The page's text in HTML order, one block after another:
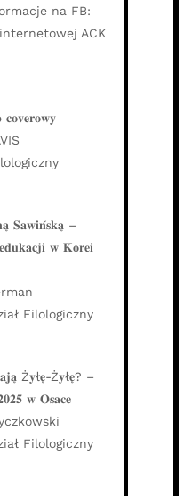
na FB:
ACK
𝐒𝐚𝐰𝐢𝐧́𝐬𝐤𝐚̨ –
𝐰 𝐊𝐨𝐫𝐞𝐢
Filologiczny
Ż𝐲ł𝐞̨-Ż𝐲ł𝐞̨? –
𝐰 𝐎𝐬𝐚𝐜𝐞
Filologiczny